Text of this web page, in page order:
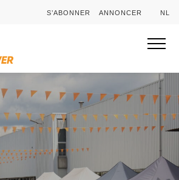
S’ABONNER ANNONCER NL